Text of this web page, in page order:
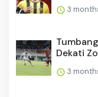
3
Dekati
3